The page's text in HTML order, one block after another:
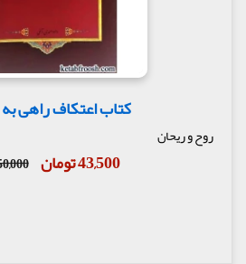
کتاب اعتکاف راهی
روح و ریحان
43,500 تومان 50,000